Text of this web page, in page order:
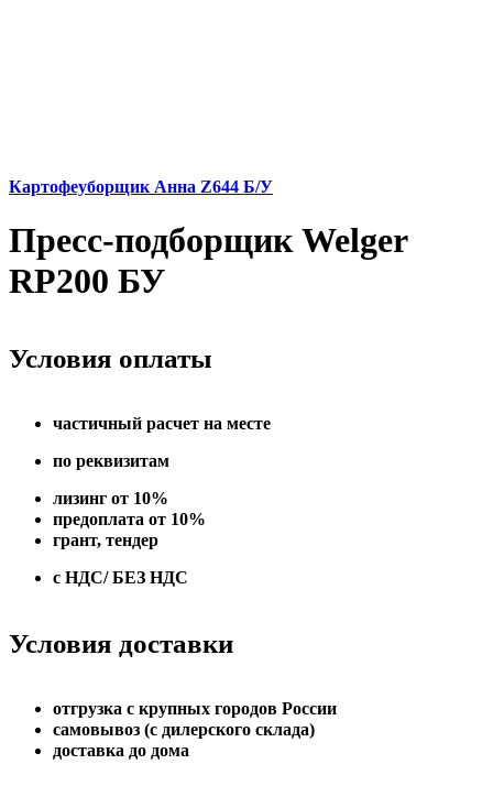
Картофеуборщик Анна Z644 Б/У
Пресс-подборщик Welger
RP200 БУ
Условия оплаты
частичный расчет на месте
по реквизитам
лизинг от 10%
предоплата от 10%
грант, тендер
с НДС/ БЕЗ НДС
Условия доставки
отгрузка с крупных городов России
самовывоз (с дилерского склада)
доставка до дома